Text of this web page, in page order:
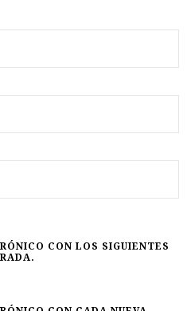
CON LOS SIGUIENTES